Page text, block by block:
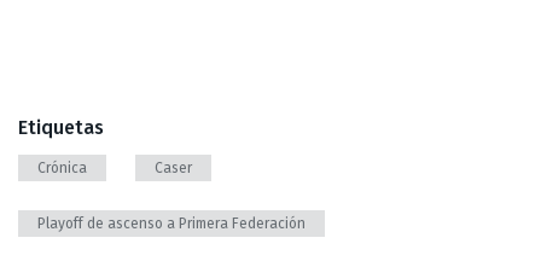
Etiquetas
Crónica Caser
Playoff de ascenso a Primera Federación